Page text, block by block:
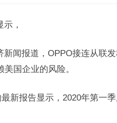
，
新闻报道，OPPO接连从联
国企业的风险。
新报告显示，2020年第一